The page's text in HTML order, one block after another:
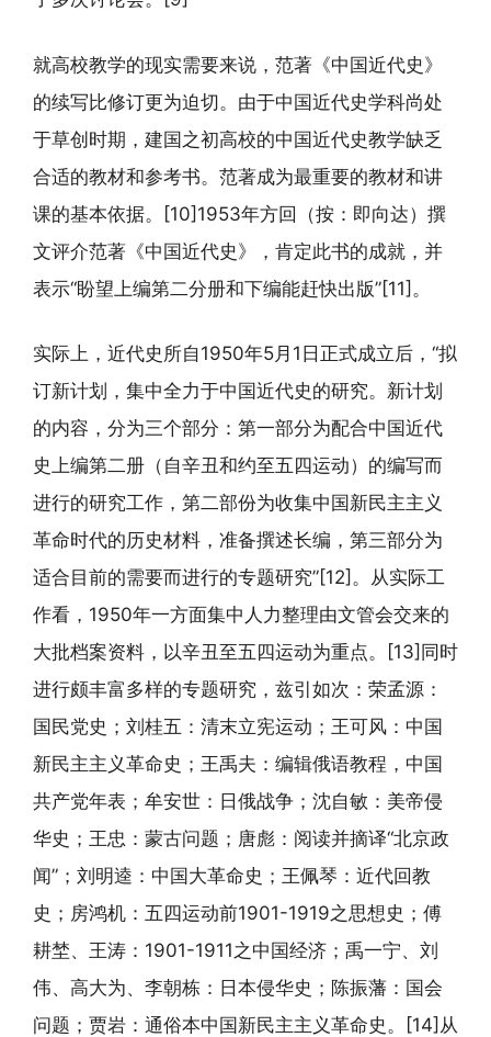
就高校教学的现实需要来说，范著《中国近代史》
的续写比修订更为迫切。由于中国近代史学科尚处
于草创时期，建国之初高校的中国近代史教学缺乏
合适的教材和参考书。范著成为最重要的教材和讲
课的基本依据。[10]1953年方回（按：即向达）撰
文评介范著《中国近代史》，肯定此书的成就，并
表示“盼望上编第二分册和下编能赶快出版”[11]。
实际上，近代史所自1950年5月1日正式成立后，“拟
订新计划，集中全力于中国近代史的研究。新计划
的内容，分为三个部分：第一部分为配合中国近代
史上编第二册（自辛丑和约至五四运动）的编写而
进行的研究工作，第二部份为收集中国新民主主义
革命时代的历史材料，准备撰述长编，第三部分为
适合目前的需要而进行的专题研究”[12]。从实际工
作看，1950年一方面集中人力整理由文管会交来的
大批档案资料，以辛丑至五四运动为重点。[13]同时
进行颇丰富多样的专题研究，兹引如次：荣孟源：
国民党史；刘桂五：清末立宪运动；王可风：中国
新民主主义革命史；王禹夫：编辑俄语教程，中国
共产党年表；牟安世：日俄战争；沈自敏：美帝侵
华史；王忠：蒙古问题；唐彪：阅读并摘译“北京政
闻”；刘明逵：中国大革命史；王佩琴：近代回教
史；房鸿机：五四运动前1901-1919之思想史；傅
耕埜、王涛：1901-1911之中国经济；禹一宁、刘
伟、高大为、李朝栋：日本侵华史；陈振藩：国会
问题；贾岩：通俗本中国新民主主义革命史。[14]从